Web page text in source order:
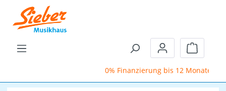
Zum Hauptinhalt springen
0% Finanzierung bis 12 Monate